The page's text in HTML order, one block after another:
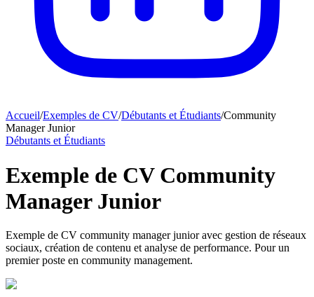
Accueil/Exemples de CV/Débutants et Étudiants/Community
Manager Junior
Débutants et Étudiants
Exemple de CV Community
Manager Junior
Exemple de CV community manager junior avec gestion de réseaux
sociaux, création de contenu et analyse de performance. Pour un
premier poste en community management.